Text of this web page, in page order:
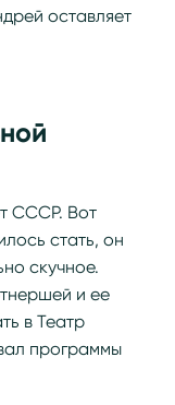
оставляет
СССР. Вот
стать, он
скучное.
и ее
в Театр
программы